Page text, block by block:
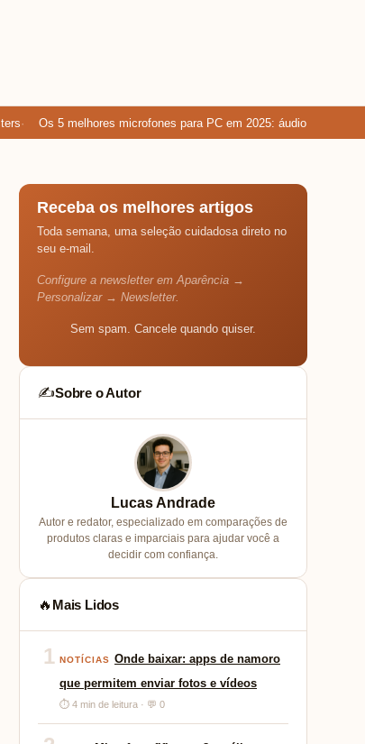
Os 5 melhores microfones para PC em 2025: áudio limpo para
Receba os melhores artigos
Toda semana, uma seleção cuidadosa direto no
seu e-mail.
Configure a newsletter em Aparência →
Personalizar → Newsletter.
Sem spam. Cancele quando quiser.
✍️Sobre o Autor
Lucas Andrade
Autor e redator, especializado em comparações de
produtos claras e imparciais para ajudar você a
decidir com confiança.
🔥 Mais Lidos
1 NOTÍCIAS Onde baixar: apps de namoro
que permitem enviar fotos e vídeos
⏱ 4 min de leitura · 💬 0